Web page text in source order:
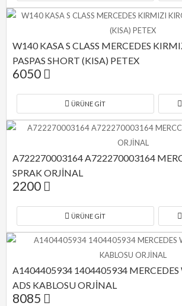
W140 KASA S CLASS MERCEDES
PASPAS SHORT (KISA) PETEX
6050
ÜRÜNE GIT
A722270003164 A722270003164
SPRAK ORJİNAL
2200
ÜRÜNE GIT
A1404405934 1404405934
ADS KABLOSU ORJİNAL
8085